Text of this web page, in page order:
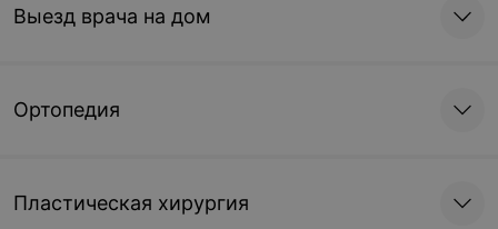
Выезд врача на дом
Ортопедия
Пластическая хирургия